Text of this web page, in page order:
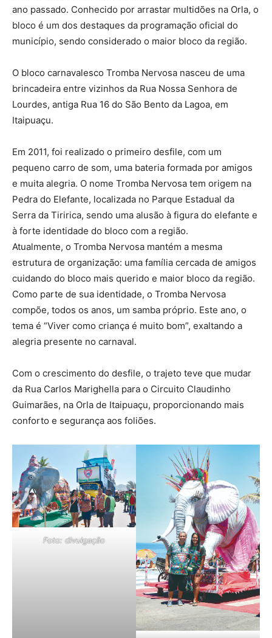
ano passado. Conhecido por arrastar multidões na Orla, o
bloco é um dos destaques da programação oficial do
município, sendo considerado o maior bloco da região.
O bloco carnavalesco Tromba Nervosa nasceu de uma
brincadeira entre vizinhos da Rua Nossa Senhora de
Lourdes, antiga Rua 16 do São Bento da Lagoa, em
Itaipuaçu.
Em 2011, foi realizado o primeiro desfile, com um
pequeno carro de som, uma bateria formada por amigos
e muita alegria. O nome Tromba Nervosa tem origem na
Pedra do Elefante, localizada no Parque Estadual da
Serra da Tiririca, sendo uma alusão à figura do elefante e
à forte identidade do bloco com a região.
Atualmente, o Tromba Nervosa mantém a mesma
estrutura de organização: uma família cercada de amigos
cuidando do bloco mais querido e maior bloco da região.
Como parte de sua identidade, o Tromba Nervosa
compõe, todos os anos, um samba próprio. Este ano, o
tema é “Viver como criança é muito bom”, exaltando a
alegria presente no carnaval.
Com o crescimento do desfile, o trajeto teve que mudar
da Rua Carlos Marighella para o Circuito Claudinho
Guimarães, na Orla de Itaipuaçu, proporcionando mais
conforto e segurança aos foliões.
Foto: divulgação